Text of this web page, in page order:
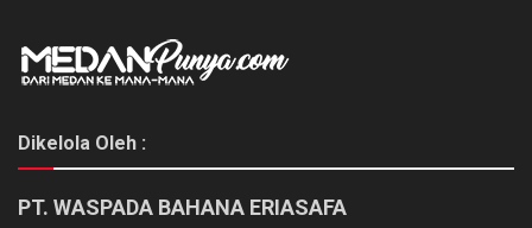
Dikelola Oleh :
PT. WASPADA BAHANA ERIASAFA